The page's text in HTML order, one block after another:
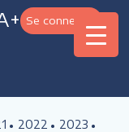
Se connecter
2022
2023